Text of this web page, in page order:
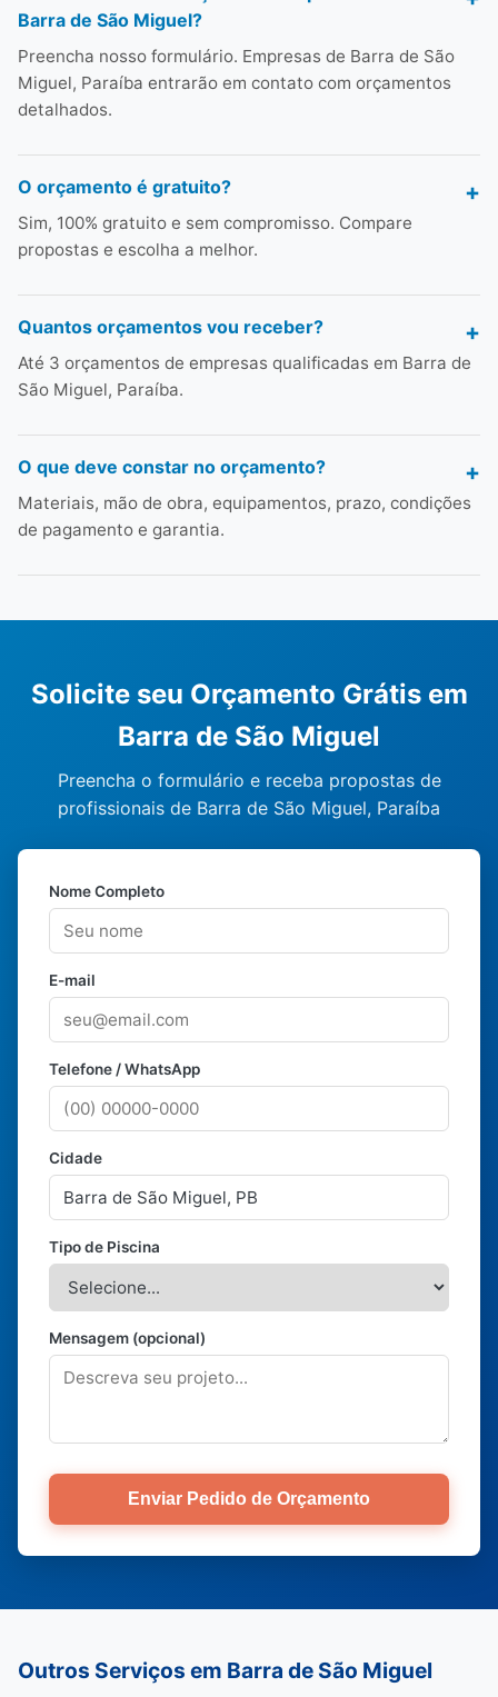
Barra de São Miguel?
Preencha nosso formulário. Empresas de Barra de São
Miguel, Paraíba entrarão em contato com orçamentos
detalhados.
O orçamento é gratuito?
Sim, 100% gratuito e sem compromisso. Compare
propostas e escolha a melhor.
Quantos orçamentos vou receber?
Até 3 orçamentos de empresas qualificadas em Barra de
São Miguel, Paraíba.
O que deve constar no orçamento?
Materiais, mão de obra, equipamentos, prazo, condições
de pagamento e garantia.
Solicite seu Orçamento Grátis em
Barra de São Miguel
Preencha o formulário e receba propostas de
profissionais de Barra de São Miguel, Paraíba
Nome Completo
E-mail
Telefone / WhatsApp
Cidade
Tipo de Piscina
Mensagem (opcional)
Enviar Pedido de Orçamento
Outros Serviços em Barra de São Miguel